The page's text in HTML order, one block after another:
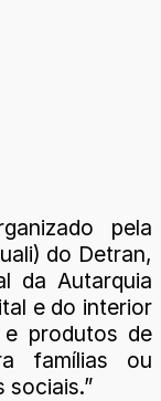
pela
do Detran,
da Autarquia
e do interior
e produtos de
famílias ou
sociais.”